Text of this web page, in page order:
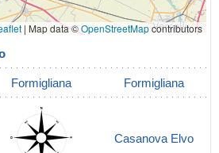
| Map data ©OpenStreetMapcontributors
Formigliana Formigliana
Casanova Elvo